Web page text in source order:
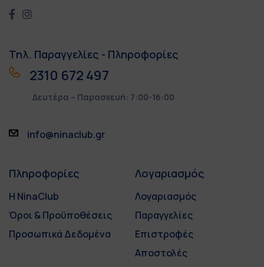
Τηλ. Παραγγελίες - Πληροφορίες
2310 672 497
Δευτέρα – Παρασκευή: 7:00-16:00
info@ninaclub.gr
Πληροφορίες
Η NinaClub
Όροι & Προϋποθέσεις
Προσωπικά Δεδομένα
Λογαριασμός
Λογαριασμός
Παραγγελίες
Επιστροφές
Αποστολές